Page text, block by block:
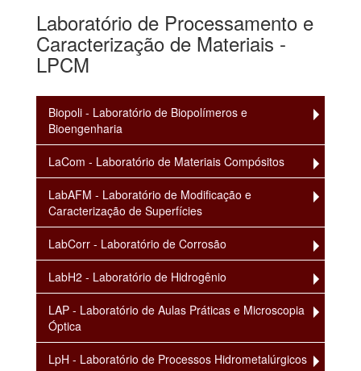
Laboratório de Processamento e
Caracterização de Materiais -
LPCM
Biopoli - Laboratório de Biopolímeros e
Bioengenharia
LaCom - Laboratório de Materiais Compósitos
LabAFM - Laboratório de Modificação e
Caracterização de Superfícies
LabCorr - Laboratório de Corrosão
LabH2 - Laboratório de Hidrogênio
LAP - Laboratório de Aulas Práticas e Microscopia
Óptica
LpH - Laboratório de Processos Hidrometalúrgicos